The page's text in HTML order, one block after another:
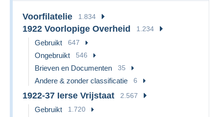
Voorfilatelie 1.834
1922 Voorlopige Overheid 1.234
Gebruikt 647
Ongebruikt 546
Brieven en Documenten 35
Andere & zonder classificatie 6
1922-37 Ierse Vrijstaat 2.567
Gebruikt 1.720